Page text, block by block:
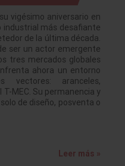
vigésimo aniversario en
industrial más desafiante
de la última década.
ser un actor emergente
tres mercados globales
ahora un entorno
vectores: aranceles,
MEC. Su permanencia y
de diseño, posventa o
Leer más »